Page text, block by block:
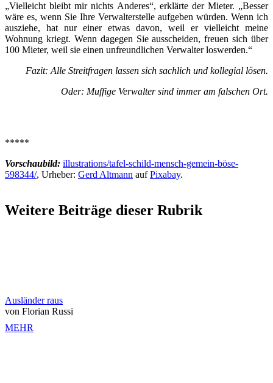
„Vielleicht bleibt mir nichts Anderes“, erklärte der Mieter. „Besser
wäre es, wenn Sie Ihre Verwalterstelle aufgeben würden. Wenn ich
ausziehe, hat nur einer etwas davon, weil er vielleicht meine
Wohnung kriegt. Wenn dagegen Sie ausscheiden, freuen sich über
100 Mieter, weil sie einen unfreundlichen Verwalter loswerden.“
Fazit: Alle Streitfragen lassen sich sachlich und kollegial lösen.
Oder: Muffige Verwalter sind immer am falschen Ort.
*****
Vorschaubild: illustrations/tafel-schild-mensch-gemein-böse-
598344/, Urheber: Gerd Altmann aufPixabay.
Weitere Beiträge dieser Rubrik
Ausländer raus
von Florian Russi
MEHR